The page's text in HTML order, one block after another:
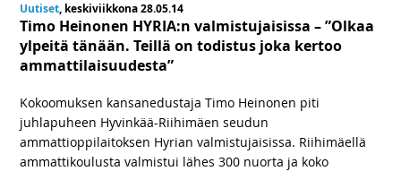
Uutiset, keskiviikkona 28.05.14
Timo Heinonen HYRIA:n valmistujaisissa – ”Olkaa
ylpeitä tänään. Teillä on todistus joka kertoo
ammattilaisuudesta”
Kokoomuksen kansanedustaja Timo Heinonen piti
juhlapuheen Hyvinkää-Riihimäen seudun
ammattioppilaitoksen Hyrian valmistujaisissa. Riihimäellä
ammattikoulusta valmistui lähes 300 nuorta ja koko